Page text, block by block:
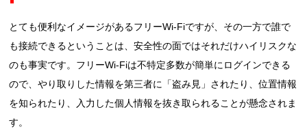
とても便利なイメージがあるフリーWi-Fiですが、その一方で誰で
も接続できるということは、安全性の面ではそれだけハイリスクな
のも事実です。フリーWi-Fiは不特定多数が簡単にログインできる
ので、やり取りした情報を第三者に「盗み見」されたり、位置情報
を知られたり、入力した個人情報を抜き取られることが懸念されま
す。